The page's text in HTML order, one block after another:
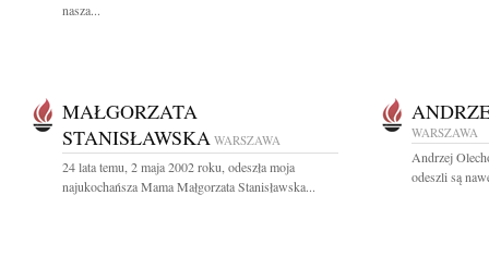
nasza...
MAŁGORZATA
STANISŁAWSKA WARSZAWA
24 lata temu, 2 maja 2002 roku, odeszła moja
najukochańsza Mama Małgorzata Stanisławska...
WARSZAWA
Andrzej
odeszli są